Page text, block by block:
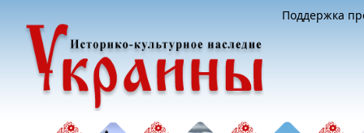
Поддержка